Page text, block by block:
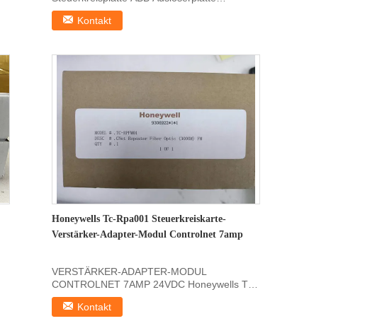
Produktinformationen für:Die in ...
Kontakt
Honeywells Tc-Rpa001 Steuerkreiskarte-
Verstärker-Adapter-Modul Controlnet 7amp
VERSTÄRKER-ADAPTER-MODUL
CONTROLNET 7AMP 24VDC Honeywells TC-
RPA001 Produkt-Beschreibung von ...
Kontakt